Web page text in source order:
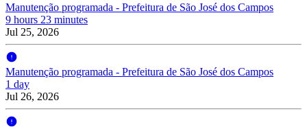
Manutenção programada - Prefeitura de São José dos Campos
9 hours 23 minutes
Jul 25, 2026
Manutenção programada - Prefeitura de São José dos Campos
1 day
Jul 26, 2026